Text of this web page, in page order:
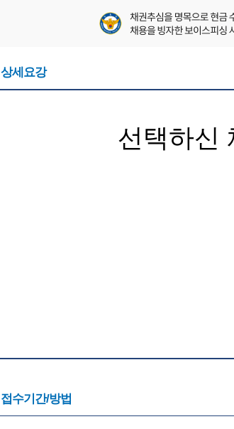
상세요강
선택하신
접수기간/방법